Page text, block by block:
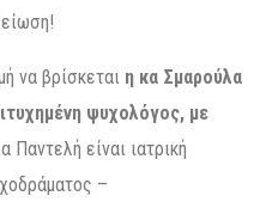
να βρίσκεται η κα Σμαρούλα
ψυχολόγος, με
Παντελή είναι ιατρική
–